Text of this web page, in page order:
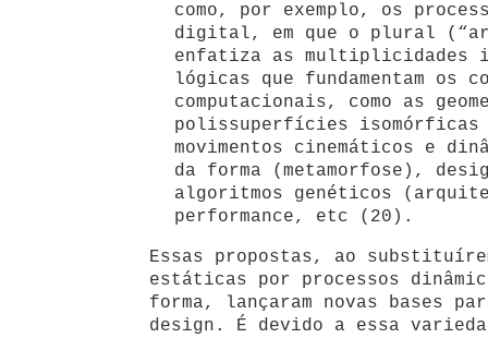
como, por exemplo, os
digital, em que o plural
enfatiza as multiplicidades
lógicas que fundamentam os
computacionais, como as
polissuperfícies isomórficas
movimentos cinemáticos e
da forma (metamorfose),
algoritmos genéticos
performance, etc (20).
Essas propostas, ao
estáticas por processos
forma, lançaram novas bases
design. É devido a essa